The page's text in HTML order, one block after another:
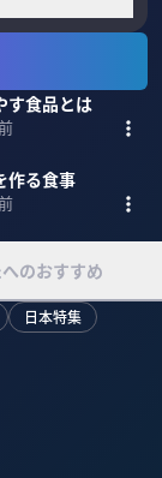
す食品とは
作る食事
のおすすめ
日本特集